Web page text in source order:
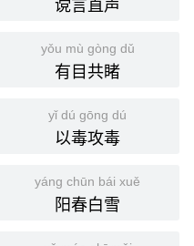
yǒu mù gòng dǔ
有目共睹
yǐ dú gōng dú
以毒攻毒
yáng chūn bái xuě
阳春白雪